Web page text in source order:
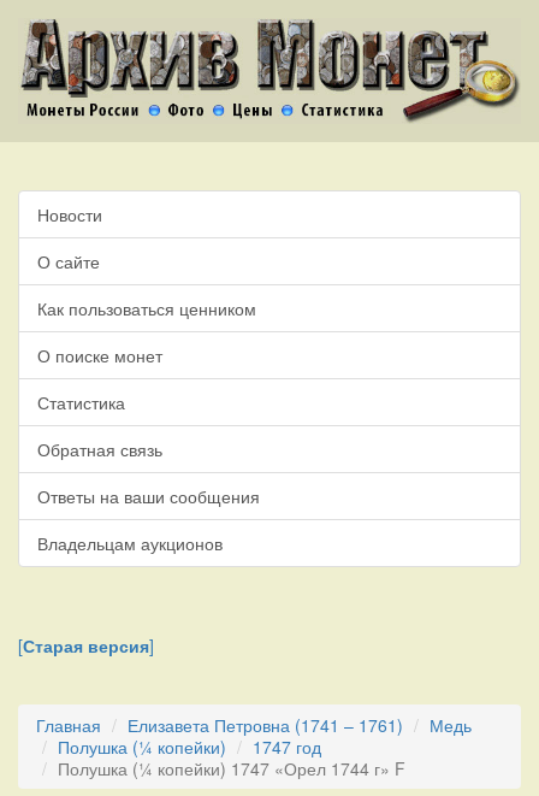
Новости
О сайте
Как пользоваться ценником
О поиске монет
Статистика
Обратная связь
Ответы на ваши сообщения
Владельцам аукционов
[Старая версия]
Главная Елизавета Петровна (1741 – 1761)
Медь
Полушка (¼ копейки)
1747 год
Полушка (¼ копейки) 1747 «Орел 1744 г» F